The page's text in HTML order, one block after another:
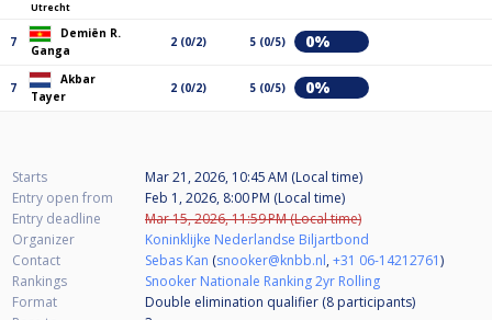
Utrecht
7
Demiën R.
Ganga
2 (0/2) 5 (0/5) 0%
7
Akbar
Tayer
2 (0/2) 5 (0/5) 0%
Starts
Mar 21, 2026, 10:45 AM (Local time)
Entry open from
Feb 1, 2026, 8:00 PM (Local time)
Entry deadline
Mar 15, 2026, 11:59 PM (Local time)
Organizer
Koninklijke Nederlandse Biljartbond
Contact
Sebas Kan (snooker@knbb.nl,+31 06-14212761)
Rankings
Snooker Nationale Ranking 2yr Rolling
Format
Double elimination qualifier (8 participants)